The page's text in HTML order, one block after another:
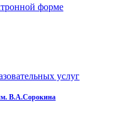
форме
услуг
В.А.Сорокина